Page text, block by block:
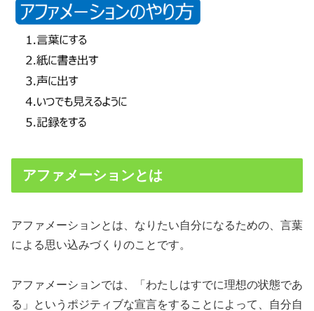
アファメーションとは
アファメーションとは、なりたい自分になるための、言葉
による思い込みづくりのことです。
アファメーションでは、「わたしはすでに理想の状態であ
る」というポジティブな宣言をすることによって、自分自